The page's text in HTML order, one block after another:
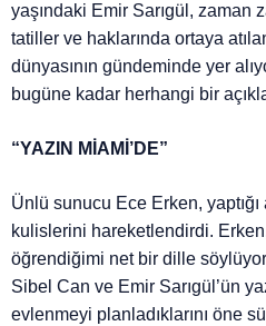
yaşındaki Emir Sarıgül, zaman
tatiller ve haklarında ortaya
dünyasının gündeminde yer
bugüne kadar herhangi bir
“YAZIN MİAMİ’DE”
Ünlü sunucu Ece Erken,
kulislerini hareketlendirdi.
öğrendiğimi net bir dille
Sibel Can ve Emir Sarıgül’ün
evlenmeyi planladıklarını öne